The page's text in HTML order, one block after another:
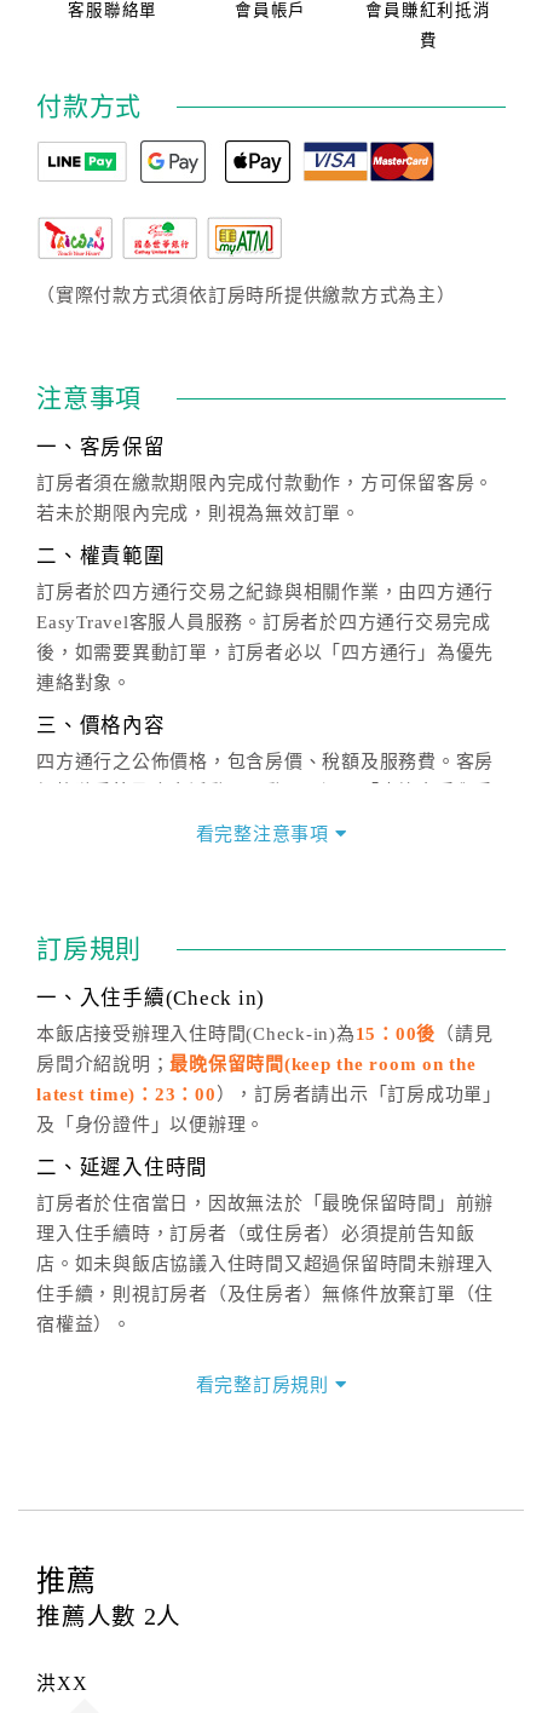
客服聯絡單 會員帳戶
會員賺紅利抵消
費
付款方式
（實際付款方式須依訂房時所提供繳款方式為主）
注意事項
一、客房保留
訂房者須在繳款期限內完成付款動作，方可保留客房。
若未於期限內完成，則視為無效訂單。
二、權責範圍
訂房者於四方通行交易之紀錄與相關作業，由四方通行
EasyTravel客服人員服務。訂房者於四方通行交易完成
後，如需要異動訂單，訂房者必以「四方通行」為優先
連絡對象。
三、價格內容
四方通行之公佈價格，包含房價、稅額及服務費。客房
價」之當日價格為標準。
話方式異動訂單。
※非客服時間之申辦異動，皆為次日計算及辦理。
五、客服時間
週一至週日，上午9:00～晚上6:00
六、聯絡方式
(07)9682715 。
看完整注意事項
訂房規則
一、入住手續(Check in)
本飯店接受辦理入住時間(Check-in)為15：00後 （請見
房間介紹說明；最晚保留時間(keep the room on the
latest time)：23：00 ），訂房者請出示「訂房成功單」
及「身份證件」以便辦理。
二、延遲入住時間
訂房者於住宿當日，因故無法於「最晚保留時間」前辦
理入住手續時，訂房者（或住房者）必須提前告知飯
店。如未與飯店協議入住時間又超過保留時間未辦理入
住手續，則視訂房者（及住房者）無條件放棄訂單（住
宿權益）。
四、訂單異動
提出申辦不得異動訂單。
每筆訂單異動限定
辦理取消退款。
房者應補足差額。（限原訂飯店）
看完整訂房規則
推薦
推薦人數 2人
洪XX